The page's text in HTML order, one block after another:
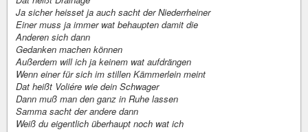
Ja sicher heisset ja auch sacht der Niederrheiner
Einer muss ja immer wat behaupten damit die
Anderen sich dann
Gedanken machen können
Außerdem will ich ja keinem wat aufdrängen
Wenn einer für sich im stillen Kämmerlein meint
Dat heißt Voliére wie dein Schwager
Dann muß man den ganz in Ruhe lassen
Samma sacht der andere dann
Weiß du eigentlich überhaupt noch wat ich